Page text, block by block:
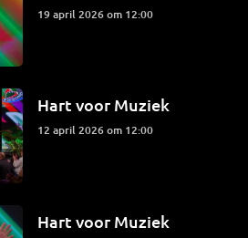
19 april 2026 om 12:00
Hart voor Muziek
12 april 2026 om 12:00
Hart voor Muziek